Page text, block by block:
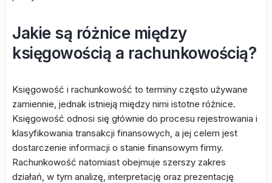
Jakie są różnice między
księgowością a rachunkowością?
Księgowość i rachunkowość to terminy często używane
zamiennie, jednak istnieją między nimi istotne różnice.
Księgowość odnosi się głównie do procesu rejestrowania i
klasyfikowania transakcji finansowych, a jej celem jest
dostarczenie informacji o stanie finansowym firmy.
Rachunkowość natomiast obejmuje szerszy zakres
działań, w tym analizę, interpretację oraz prezentację